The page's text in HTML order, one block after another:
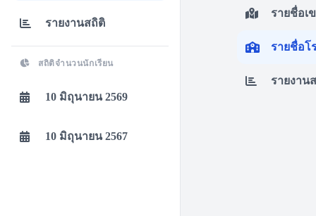
รายชื่อเ
รายชื่อโ
รายงาน
รายงานสถิติ
สถิติจำนวนนักเรียน
10 มิถุนายน 2569
10 มิถุนายน 2567